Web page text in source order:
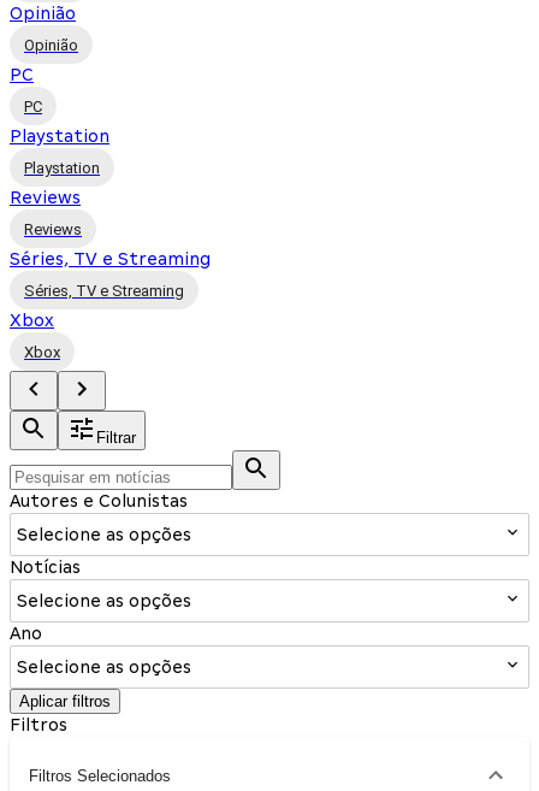
Opinião
Opinião
PC
PC
Playstation
Playstation
Reviews
Reviews
Séries, TV e Streaming
Séries, TV e Streaming
Xbox
Xbox
Filtrar
Autores e Colunistas
Selecione as opções
Notícias
Selecione as opções
Ano
Selecione as opções
Aplicar filtros
Filtros
Filtros Selecionados